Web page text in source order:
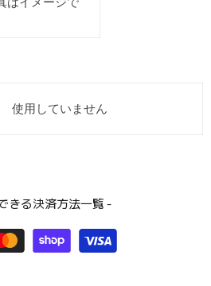
使用していません
きる決済方法一覧 -